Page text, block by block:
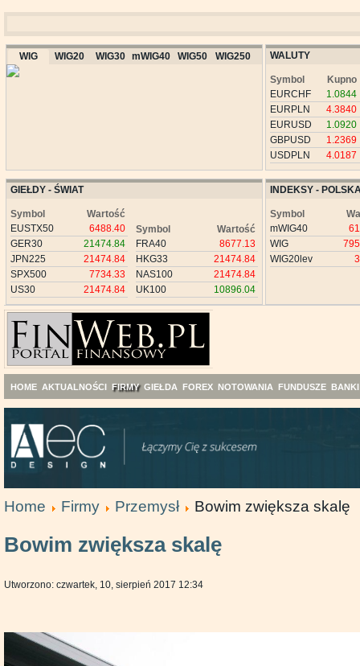
WIG WIG20 WIG30 mWIG40 WIG50 WIG250 WALUTY
Symbol
Kupno
EURCHF
1.0844
EURPLN
4.3840
EURUSD
1.0920
GBPUSD
1.2369
USDPLN
4.0187
GIEŁDY - ŚWIAT
Symbol
Wartość
EUSTX50
6488.40
GER30
21474.84
JPN225
21474.84
SPX500
7734.33
US30
21474.84
Symbol
Wartość
FRA40
8677.13
HKG33
21474.84
NAS100
21474.84
UK100
10896.04
INDEKSY -
Symbol
mWIG40
WIG
WIG20lev
HOME AKTUALNOŚCI FIRMY GIEŁDA FOREX NOTOWANIA FUNDUSZE BANKI
Home Firmy Przemysł Bowim zwiększa skalę
Bowim zwiększa skalę
Utworzono: czwartek, 10, sierpień 2017 12:34